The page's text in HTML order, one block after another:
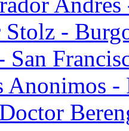
-
San
Anonimos